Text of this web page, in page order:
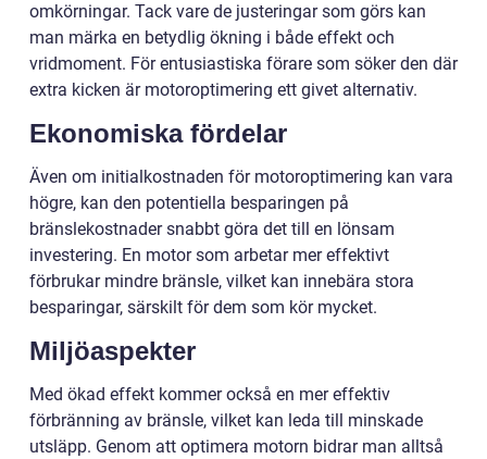
omkörningar. Tack vare de justeringar som görs kan
man märka en betydlig ökning i både effekt och
vridmoment. För entusiastiska förare som söker den där
extra kicken är motoroptimering ett givet alternativ.
Ekonomiska fördelar
Även om initialkostnaden för motoroptimering kan vara
högre, kan den potentiella besparingen på
bränslekostnader snabbt göra det till en lönsam
investering. En motor som arbetar mer effektivt
förbrukar mindre bränsle, vilket kan innebära stora
besparingar, särskilt för dem som kör mycket.
Miljöaspekter
Med ökad effekt kommer också en mer effektiv
förbränning av bränsle, vilket kan leda till minskade
utsläpp. Genom att optimera motorn bidrar man alltså